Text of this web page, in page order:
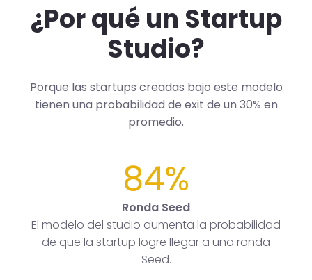
¿Por qué un Startup
Studio?
Porque las startups creadas bajo este modelo
tienen una probabilidad de exit de un 30% en
promedio.
84%
Ronda Seed
El modelo del studio aumenta la probabilidad
de que la startup logre llegar a una ronda
Seed.